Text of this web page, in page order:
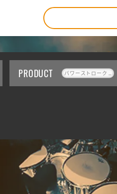
PRODUCT パワーストローク 4